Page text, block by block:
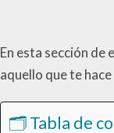
En esta sección de
aquello que te
🗂️ Tabla de